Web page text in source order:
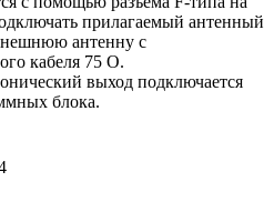
прилагаемый антенный
антенну с
кабеля 75 O.
выход подключается
блока.